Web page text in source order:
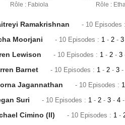
Rôle : Fabiola Rôle :
Ramakrishnan - 10 Episodes :
Moorjani - 10 Episodes : 1 - 2 - 3
Lewison - 10 Episodes : 1 - 2 - 3
Barnet - 10 Episodes : 1 - 2 - 3 -
Jagannathan - 10 Episodes : 1
Suri - 10 Episodes : 1 - 2 - 3 - 4 -
Cimino (II) - 10 Episodes : 1 -